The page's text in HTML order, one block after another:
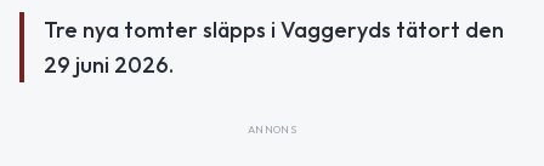
Tre nya tomter släpps i Vaggeryds tätort den
29 juni 2026.
ANNONS